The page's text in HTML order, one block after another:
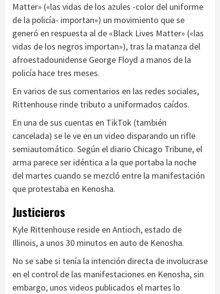
Matter» («las vidas de los azules -color del uniforme
de la policía- importan») un movimiento que se
generó en respuesta al de «Black Lives Matter» («las
vidas de los negros importan»), tras la matanza del
afroestadounidense George Floyd a manos de la
policía hace tres meses.
En varios de sus comentarios en las redes sociales,
Rittenhouse rinde tributo a uniformados caídos.
En una de sus cuentas en TikTok (también
cancelada) se le ve en un video disparando un rifle
semiautomático. Según el diario Chicago Tribune, el
arma parece ser idéntica a la que portaba la noche
del martes cuando se mezcló entre la manifestación
que protestaba en Kenosha.
Justicieros
Kyle Rittenhouse reside en Antioch, estado de
Illinois, a unos 30 minutos en auto de Kenosha.
No se sabe si tenía la intención directa de involucrase
en el control de las manifestaciones en Kenosha, sin
embargo, unos videos publicados el martes lo